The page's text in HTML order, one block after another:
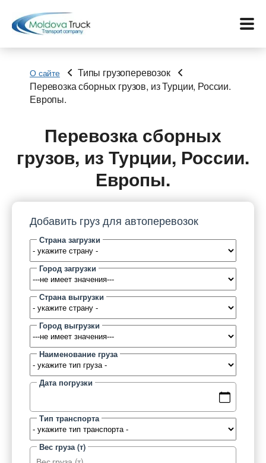
Меню
Перевозки
Услуги
Биржа
Язык:
О сайте
Типы грузоперевозок
Перевозка сборных грузов, из Турции, России.
Европы.
Перевозка сборных
грузов, из Турции, России.
Европы.
Добавить груз для автоперевозок
Страна загрузки
Город загрузки
Страна выгрузки
Город выгрузки
Наименование груза
Дата погрузки
Тип транспорта
Вес груза (т)